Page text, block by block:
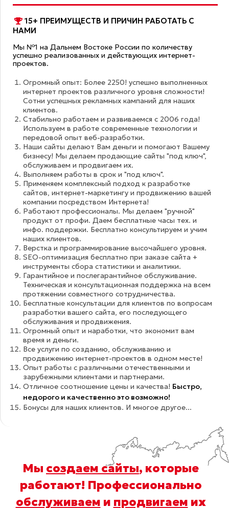
15+ ПРЕИМУЩЕСТВ И ПРИЧИН РАБОТАТЬ С
НАМИ
Мы №1 на Дальнем Востоке России по количеству
успешно реализованных и действующих интернет-
проектов.
Огромный опыт: Более 2250! успешно выполненных
интернет проектов различного уровня сложности!
Сотни успешных рекламных кампаний для наших
клиентов.
Стабильно работаем и развиваемся с 2006 года!
Используем в работе современные технологии и
передовой опыт веб-разработки.
Наши сайты делают Вам деньги и помогают Вашему
бизнесу! Мы делаем продающие сайты "под ключ",
обслуживаем и продвигаем их.
Выполняем работы в срок и "под ключ".
Применяем комплексный подход к разработке
сайтов, интернет-маркетингу и продвижению вашей
компании посредством Интернета!
Работают профессионалы. Мы делаем "ручной"
продукт от профи. Даем бесплатные часы тех. и
инфо. поддержки. Бесплатно консультируем и учим
наших клиентов.
Верстка и программирование высочайшего уровня.
SEO-оптимизация бесплатно при заказе сайта +
инструменты сбора статистики и аналитики.
Гарантийное и послегарантийное обслуживание.
Техническая и консультационная поддержка на всем
протяжении совместного сотрудничества.
Бесплатные консультации для клиентов по вопросам
разработки вашего сайта, его последующего
обслуживания и продвижения.
Огромный опыт и наработки, что экономит вам
время и деньги.
Все услуги по созданию, обслуживанию и
продвижению интернет-проектов в одном месте!
Опыт работы с различными отечественными и
зарубежными клиентами и партнерами.
Отличное соотношение цены и качества! Быстро,
недорого и качественно это возможно!
Бонусы для наших клиентов. И многое другое...
Мы создаем сайты, которые
работают! Профессионально
обслуживаем и продвигаем их